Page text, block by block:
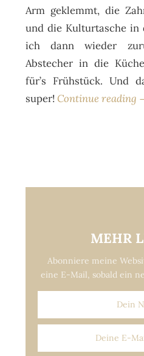
Arm geklemmt, die
und die Kulturtasche in
ich dann wieder
Abstecher in die
für’s Frühstück. Und
super! Continue reading
MEHR
Abonniere meine
eine E-Mail, sobald ein